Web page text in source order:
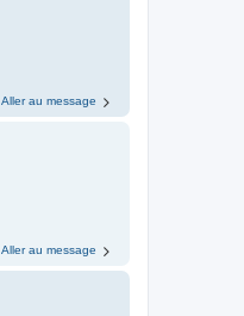
Aller au message
Aller au message